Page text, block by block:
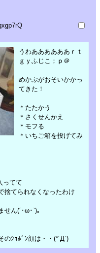
うわああああああｒｔ
ｇｙふじこ；ｐ＠
めかぶがおそいかかっ
てきた！
＊たたかう
＊さくせんかえ
＊モフる
＊いちご箱を投げてみ
ってて
捨てられなくなったわけ
ん(´･ω･`)。
のｼｮﾎﾞﾝ顔は・・(*´Д`)